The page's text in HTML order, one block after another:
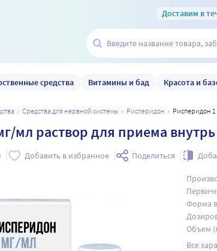
Доставим в
средства Витамины и бад Красота и
средства для нервной системы рисперидон Рисперидон
мл раствор для приема
Добавить в избранное Поделиться
Форма
Объем
Все